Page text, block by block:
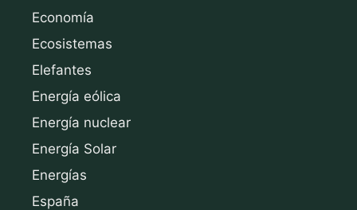
Economía
Ecosistemas
Elefantes
Energía eólica
Energía nuclear
Energía Solar
Energías
España